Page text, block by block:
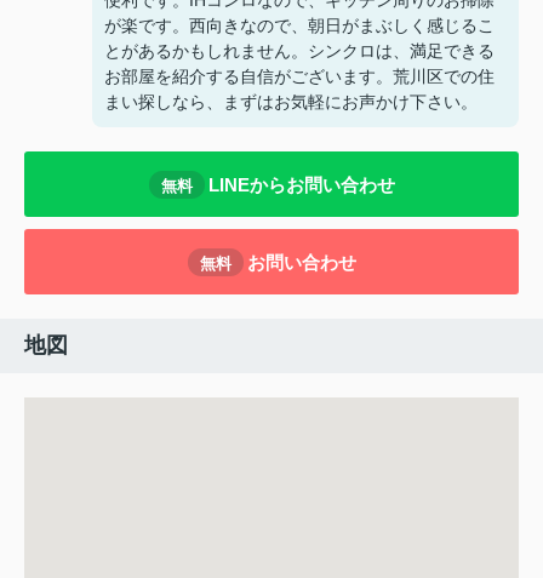
が楽です。西向きなので、朝日がまぶしく感じるこ
とがあるかもしれません。シンクロは、満足できる
お部屋を紹介する自信がございます。荒川区での住
まい探しなら、まずはお気軽にお声かけ下さい。
無料 LINEからお問い合わせ
無料 お問い合わせ
地図